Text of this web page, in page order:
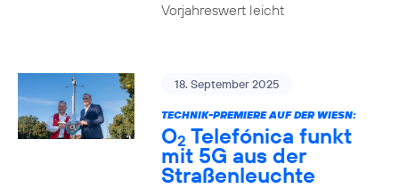
Vorjahreswert leicht
18. September 2025
TECHNIK-PREMIERE AUF DER WIESN:
O2 Telefónica funkt
mit 5G aus der
Straßenleuchte